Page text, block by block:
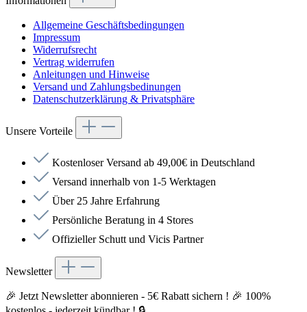
Allgemeine Geschäftsbedingungen
Impressum
Widerrufsrecht
Vertrag widerrufen
Anleitungen und Hinweise
Versand und Zahlungsbedinungen
Datenschutzerklärung & Privatsphäre
Unsere Vorteile
Kostenloser Versand ab 49,00€ in Deutschland
Versand innerhalb von 1-5 Werktagen
Über 25 Jahre Erfahrung
Persönliche Beratung in 4 Stores
Offizieller Schutt und Vicis Partner
Newsletter
🎉 Jetzt Newsletter abonnieren - 5€ Rabatt sichern ! 🎉 100%